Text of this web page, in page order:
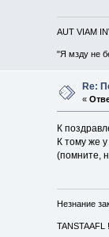
AUT VIAM
"Я мзду не
Re:
«
К
К тому же
(помните,
Незнание
TANSTAAFL